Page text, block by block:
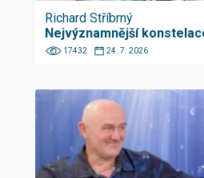
Richard Stříbrný
Nejvýznamnější
17432 24. 7. 2026